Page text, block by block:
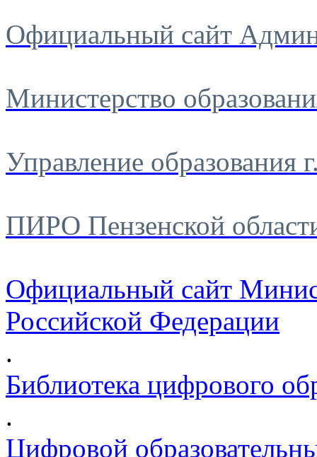
Официальный сайт
Министерство
Управление образования
ПИРО Пензенской
Официальный сайт
Российской Федерации
.
Библиотека цифрового
.
Цифровой